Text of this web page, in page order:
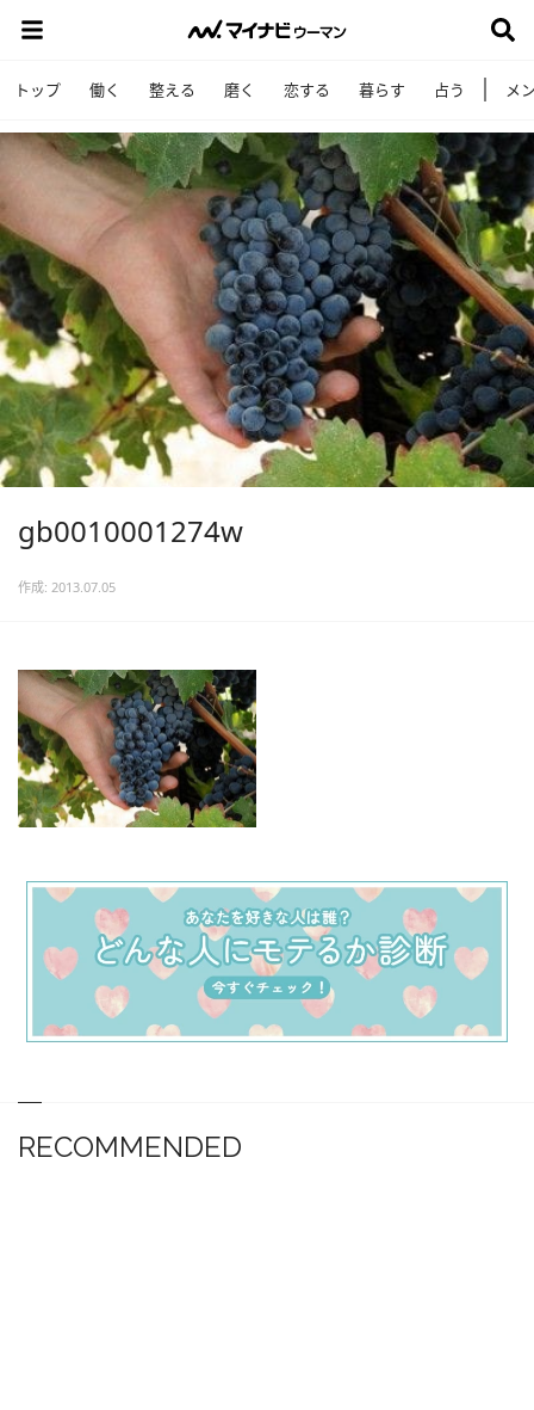
トップ 働く 整える 磨く 恋する 暮らす 占う メ
gb0010001274w
作成: 2013.07.05
RECOMMENDED